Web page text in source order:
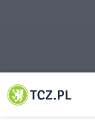
© 2001-2026 Tczew -